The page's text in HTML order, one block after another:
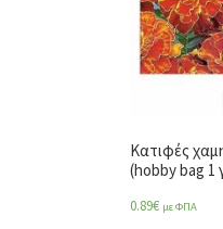
Κατιφές
(hobby bag 1
0.89€ με ΦΠΑ